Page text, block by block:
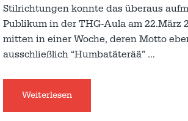
Stilrichtungen konnte das überaus
Publikum in der THG-Aula am 22.März
mitten in einer Woche, deren Motto
ausschließlich “Humbatäterää” …
Weiterlesen